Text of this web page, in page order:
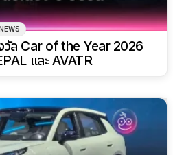
วัล Car of the Year 2026
และ AVATR